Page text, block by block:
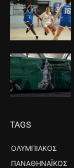
TAGS
ΟΛΥΜΠΙΑΚΌΣ
ΠΑΝΑΘΗΝΑΪΚΌΣ